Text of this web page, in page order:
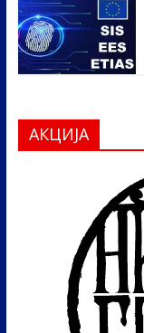
АКЦИЈА